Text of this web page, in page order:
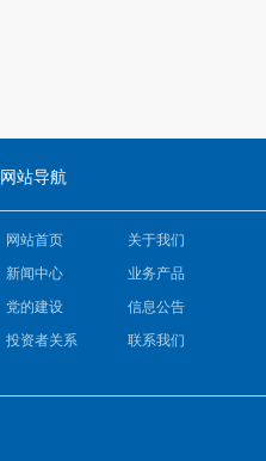
网站导航
网站首页
关于我们
新闻中心
业务产品
党的建设
信息公告
投资者关系
联系我们